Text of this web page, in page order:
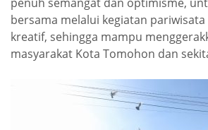
bersama melalui kegiatan
kreatif, sehingga mampu
masyarakat Kota Tomohon dan